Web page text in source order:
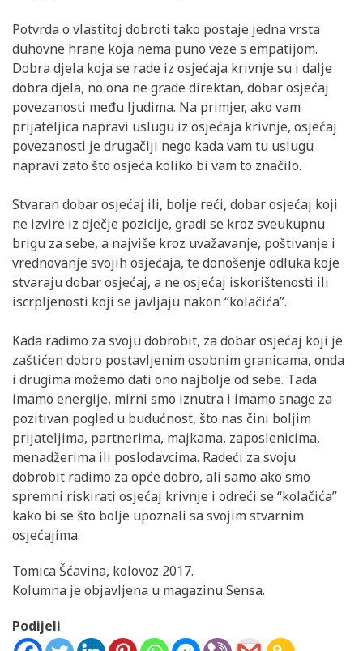
Potvrda o vlastitoj dobroti tako postaje jedna vrsta
duhovne hrane koja nema puno veze s empatijom.
Dobra djela koja se rade iz osjećaja krivnje su i dalje
dobra djela, no ona ne grade direktan, dobar osjećaj
povezanosti među ljudima. Na primjer, ako vam
prijateljica napravi uslugu iz osjećaja krivnje, osjećaj
povezanosti je drugačiji nego kada vam tu uslugu
napravi zato što osjeća koliko bi vam to značilo.
Stvaran dobar osjećaj ili, bolje reći, dobar osjećaj koji
ne izvire iz dječje pozicije, gradi se kroz sveukupnu
brigu za sebe, a najviše kroz uvažavanje, poštivanje i
vrednovanje svojih osjećaja, te donošenje odluka koje
stvaraju dobar osjećaj, a ne osjećaj iskorištenosti ili
iscrpljenosti koji se javljaju nakon “kolačića”.
Kada radimo za svoju dobrobit, za dobar osjećaj koji je
zaštićen dobro postavljenim osobnim granicama, onda
i drugima možemo dati ono najbolje od sebe. Tada
imamo energije, mirni smo iznutra i imamo snage za
pozitivan pogled u budućnost, što nas čini boljim
prijateljima, partnerima, majkama, zaposlenicima,
menadžerima ili poslodavcima. Radeći za svoju
dobrobit radimo za opće dobro, ali samo ako smo
spremni riskirati osjećaj krivnje i odreći se “kolačića”
kako bi se što bolje upoznali sa svojim stvarnim
osjećajima.
Tomica Šćavina, kolovoz 2017.
Kolumna je objavljena u magazinu Sensa.
Podijeli